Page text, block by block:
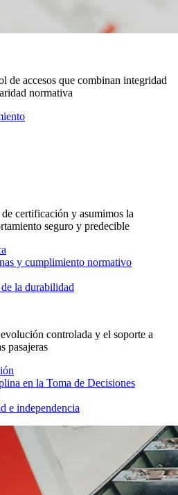
de accesos que combinan integridad
normativa
certificación y asumimos la
seguro y predecible
y cumplimiento normativo
la durabilidad
controlada y el soporte a
pasajeras
en la Toma de Decisiones
e independencia